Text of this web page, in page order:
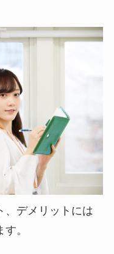
、デメリットには
。